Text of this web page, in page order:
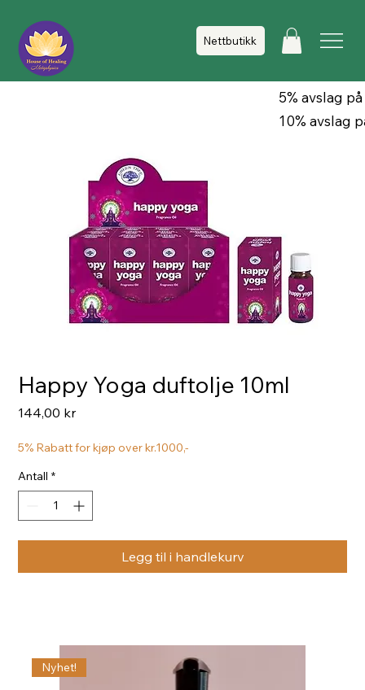
Nettbutikk
Happy Yoga duftolje 10ml
144,00 krPris
5% Rabatt for kjøp over kr.1000,-
Antall *
Legg til i handlekurv
Nyhet!
5% avslag
10% avslag